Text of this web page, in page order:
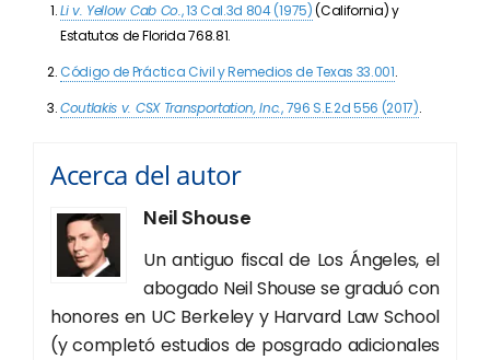
Li v. Yellow Cab Co., 13 Cal.3d 804 (1975)(California) y
Estatutos de Florida 768.81.
Código de Práctica Civil y Remedios de Texas 33.001.
Coutlakis v. CSX Transportation, Inc., 796 S.E.2d 556 (2017).
Acerca del autor
Neil Shouse
Un antiguo fiscal de Los Ángeles, el
abogado Neil Shouse se graduó con
honores en UC Berkeley y Harvard Law School
(y completó estudios de posgrado adicionales